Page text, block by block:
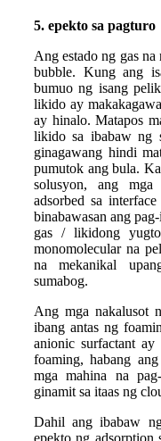
5. epekto sa pagturo
Ang estado ng gas
bubble. Kung ang
bumuo ng isang
likido ay
ay hinalo. Matapos
likido sa ibabaw ng
ginagawang hindi
pumutok ang bula.
solusyon, ang
adsorbed sa
binabawasan ang
gas / likidong
monomolecular na
na mekanikal
sumabog.
Ang mga nakalusot
ibang antas ng
anionic surfactant ay
foaming, habang
mga mahina na
ginamit sa itaas ng
Dahil ang ibabaw
epekto ng adsorption